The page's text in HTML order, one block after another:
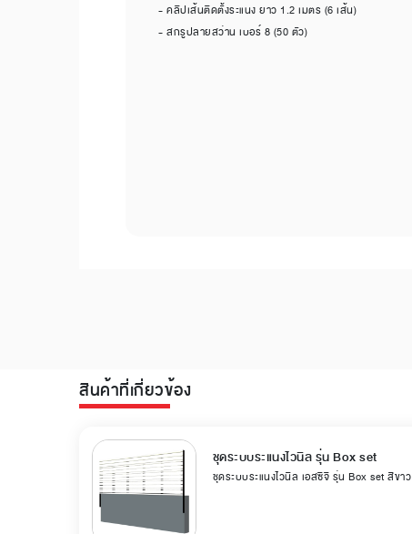
- คลิปเส้นติดตั้งระแนง ยาว 1.2 เมตร (6 เส้น)
- สกรูปลายสว่าน เบอร์ 8 (50 ตัว)
สินค้าที่เกี่ยวข้อง
ชุดระบบระแนงไวนิล รุ่น Box set
ชุดระบบระแนงไวนิล เอสซีจี รุ่น Box set สีขาว